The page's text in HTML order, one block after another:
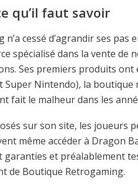
qu’il faut savoir
cessé d’agrandir ses pas
spécialisé dans la vente
Ses premiers produits
Super Nintendo), la
fait le malheur dans les
sur son site, les joueurs
même accéder à Dragon
et préalablement
de Boutique Retrogaming.